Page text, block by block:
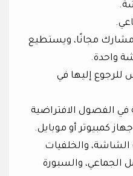
يدعم ما يصل إلى 100 مشارك مجانًا، ويستطيع
واحدة.
إليها في
في الفصول الافتراضية
كمبيوتر أو موبايل.
الشاشة، والخلفيات
الجماعي، والسبورة